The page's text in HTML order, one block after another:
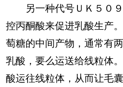
另一种代号ＵＫ５０９
控丙酮酸来促进乳酸生产
萄糖的中间产物，通常有
乳酸，要么运送给线粒体
酸运往线粒体，从而让毛